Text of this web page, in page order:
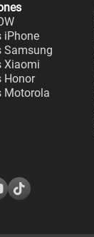
iPhone
Samsung
Xiaomi
Honor
Motorola